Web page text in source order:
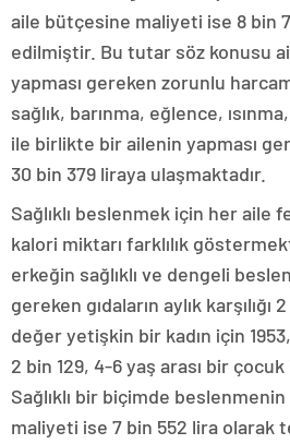
aile bütçesine maliyeti ise 8 bin
edilmiştir. Bu tutar söz konusu
yapması gereken zorunlu
sağlık, barınma, eğlence,
ile birlikte bir ailenin yapması
30 bin 379 liraya ulaşmaktadır.
Sağlıklı beslenmek için her aile
kalori miktarı farklılık
erkeğin sağlıklı ve dengeli
gereken gıdaların aylık karşılığı
değer yetişkin bir kadın için
2 bin 129, 4-6 yaş arası bir çocuk
Sağlıklı bir biçimde
maliyeti ise 7 bin 552 lira olarak